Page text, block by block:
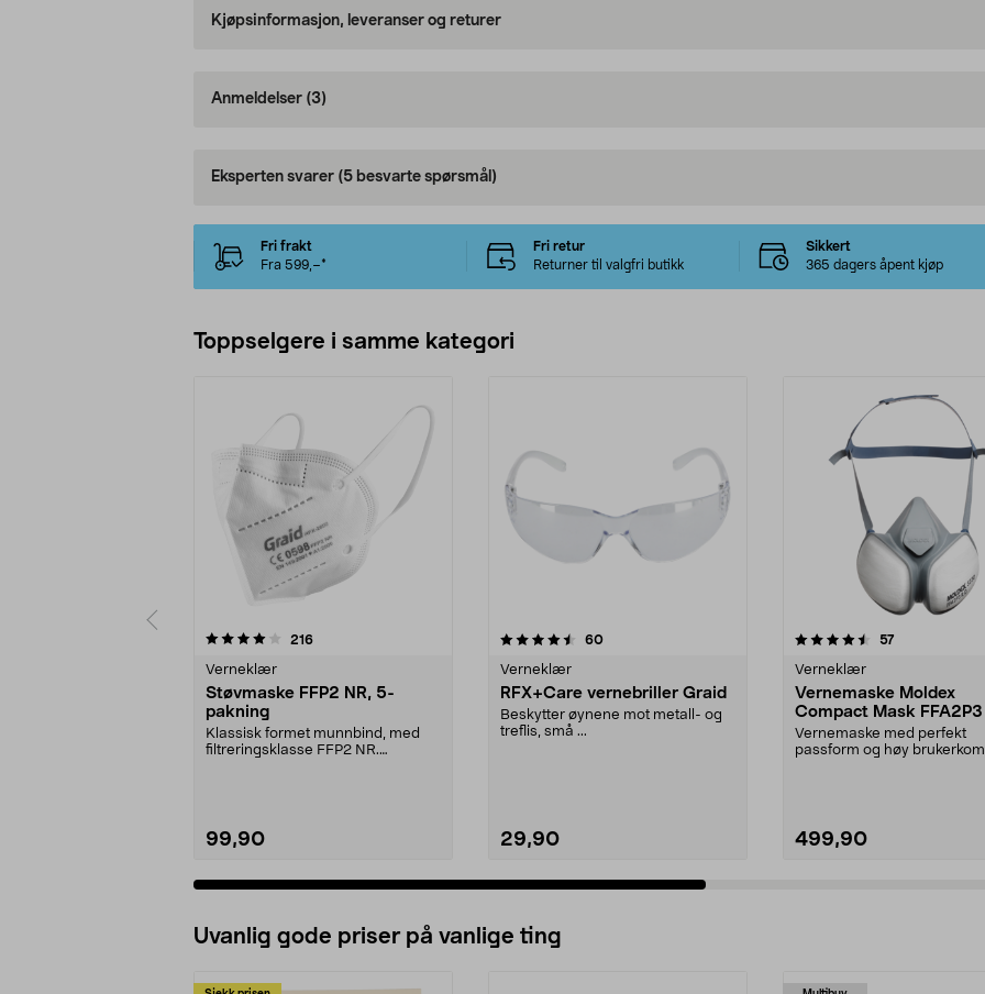
Kjøpsinformasjon, leveranser og returer
Anmeldelser (3)
Eksperten svarer (5 besvarte spørsmål)
Fri frakt
Fra 599,–*
Fri retur
Returner til valgfri butikk
Sikkert
365 dagers åpent kjøp
Toppselgere i samme kategori
216anmeldelser
Verneklær
Støvmaske FFP2 NR, 5-
pakning
Klassisk formet munnbind, med
filtreringsklasse FFP2 NR.
99,90
4.5 av 5 stjerner 60anmeldelser
Verneklær
RFX+Care vernebriller Graid
Beskytter øynene mot metall- og
treflis, små ...
29,90
4.5 av 5 stjerner 57anmeldelser
Verneklær
Vernemaske Moldex
Compact Mask FFA2P3
Vernemaske med perfekt
passform og høy
499,90
4.0 av 5 stjerner
Uvanlig gode priser på vanlige ting